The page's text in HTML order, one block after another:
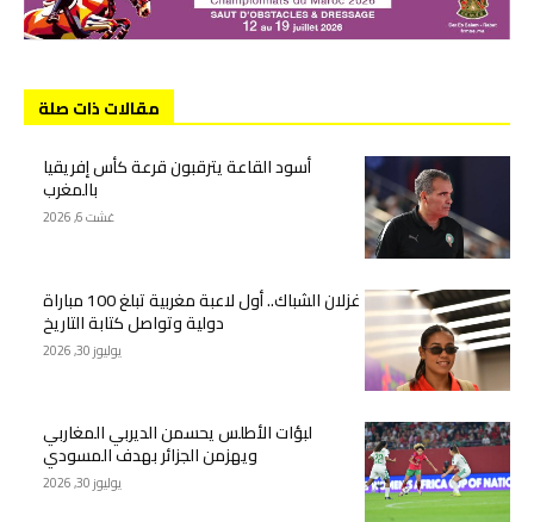
مقالات ذات صلة
أسود القاعة يترقبون قرعة كأس إفريقيا
بالمغرب
غشت 6, 2026
غزلان الشباك.. أول لاعبة مغربية تبلغ 100 مباراة
دولية وتواصل كتابة التاريخ
يوليوز 30, 2026
لبؤات الأطلس يحسمن الديربي المغاربي
ويهزمن الجزائر بهدف المسودي
يوليوز 30, 2026